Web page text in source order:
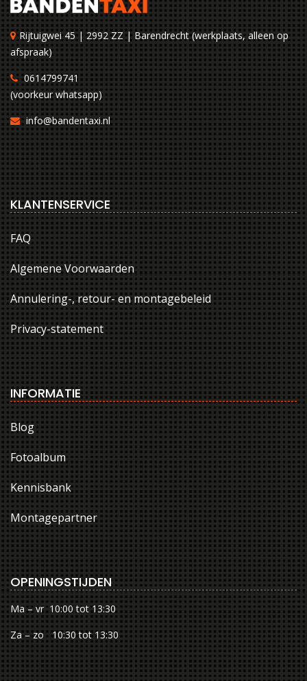
Rijtuigwei 45 | 2992 ZZ | Barendrecht (werkplaats, alleen op
afspraak)
0614799741
(voorkeur whatsapp)
info@bandentaxi.nl
KLANTENSERVICE
FAQ
Algemene Voorwaarden
Annulering-, retour- en montagebeleid
Privacy-statement
INFORMATIE
Blog
Fotoalbum
Kennisbank
Montagepartner
OPENINGSTIJDEN
Ma – vr 10:00 tot 13:30
Za – zo 10:30 tot 13:30